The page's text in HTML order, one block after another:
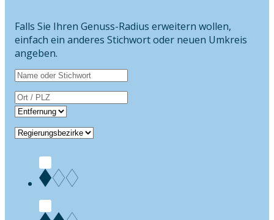
Falls Sie Ihren Genuss-Radius erweitern wollen,
einfach ein anderes Stichwort oder neuen Umkreis
angeben.